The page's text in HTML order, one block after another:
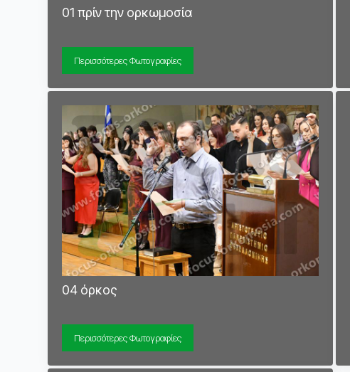
01 πρίν την ορκωμοσία
Περισσότερες Φωτογραφίες
04 όρκος
Περισσότερες Φωτογραφίες